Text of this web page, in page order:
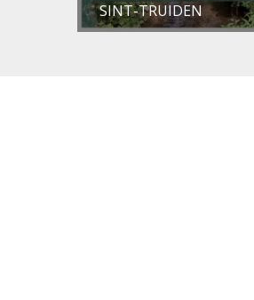
SINT-TRUIDEN